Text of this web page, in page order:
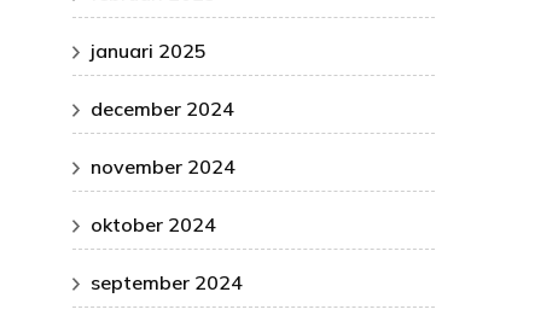
januari 2025
december 2024
november 2024
oktober 2024
september 2024